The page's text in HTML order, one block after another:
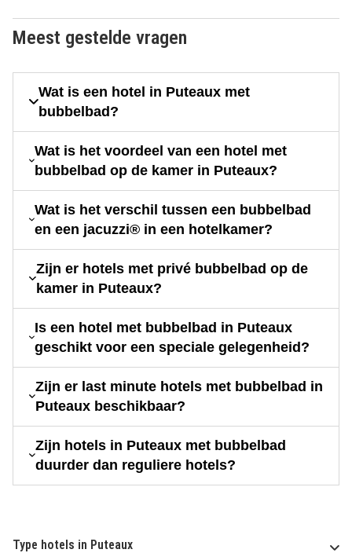
Meest gestelde vragen
Wat is een hotel in Puteaux met
bubbelbad?
Wat is het voordeel van een hotel met
bubbelbad op de kamer in Puteaux?
Wat is het verschil tussen een bubbelbad
en een jacuzzi® in een hotelkamer?
Zijn er hotels met privé bubbelbad op de
kamer in Puteaux?
Is een hotel met bubbelbad in Puteaux
geschikt voor een speciale gelegenheid?
Zijn er last minute hotels met bubbelbad in
Puteaux beschikbaar?
Zijn hotels in Puteaux met bubbelbad
duurder dan reguliere hotels?
Type hotels in Puteaux